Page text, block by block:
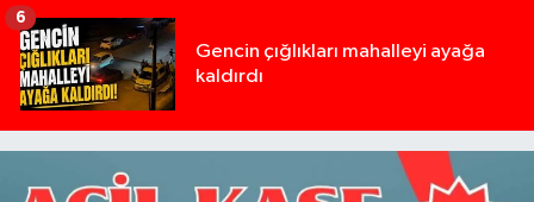
Gencin çığlıkları mahalleyi ayağa
kaldırdı
6